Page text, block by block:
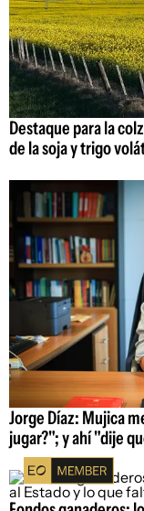
Destaque para la
de la soja y trigo
Jorge Díaz: Mujica
jugar?"; y ahí "dije